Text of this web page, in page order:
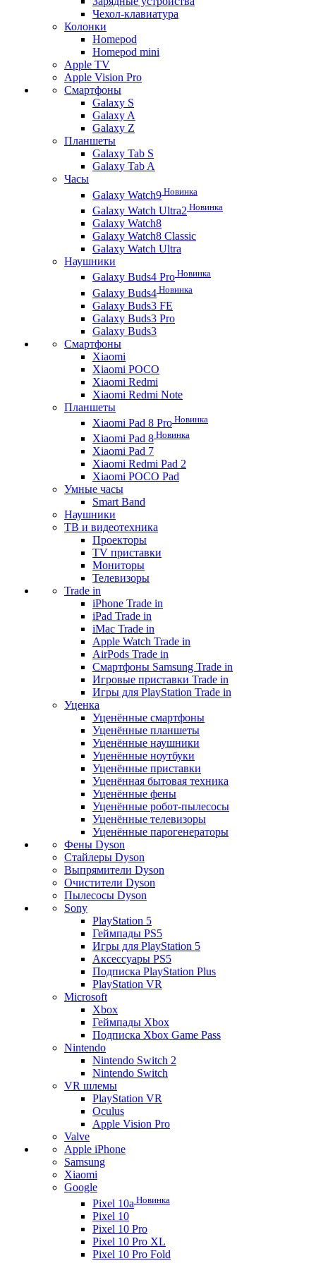
Чехол-клавиатура
Колонки
Homepod
Homepod mini
Apple TV
Apple Vision Pro
Смартфоны
Galaxy S
Galaxy A
Galaxy Z
Планшеты
Galaxy Tab S
Galaxy Tab A
Часы
Galaxy Watch9 Новинка
Galaxy Watch Ultra2 Новинка
Galaxy Watch8
Galaxy Watch8 Classic
Galaxy Watch Ultra
Наушники
Galaxy Buds4 Pro Новинка
Galaxy Buds4 Новинка
Galaxy Buds3 FE
Galaxy Buds3 Pro
Galaxy Buds3
Смартфоны
Xiaomi
Xiaomi POCO
Xiaomi Redmi
Xiaomi Redmi Note
Планшеты
Xiaomi Pad 8 Pro Новинка
Xiaomi Pad 8 Новинка
Xiaomi Pad 7
Xiaomi Redmi Pad 2
Xiaomi POCO Pad
Умные часы
Smart Band
Наушники
ТВ и видеотехника
Проекторы
TV приставки
Мониторы
Телевизоры
Trade in
iPhone Trade in
iPad Trade in
iMac Trade in
Apple Watch Trade in
AirPods Trade in
Смартфоны Samsung Trade in
Игровые приставки Trade in
Игры для PlayStation Trade in
Уценка
Уценённые смартфоны
Уценённые планшеты
Уценённые наушники
Уценённые ноутбуки
Уценённые приставки
Уценённая бытовая техника
Уценённые фены
Уценённые робот-пылесосы
Уценённые телевизоры
Уценённые парогенераторы
Фены Dyson
Стайлеры Dyson
Выпрямители Dyson
Очистители Dyson
Пылесосы Dyson
Sony
PlayStation 5
Геймпады PS5
Игры для PlayStation 5
Аксессуары PS5
Подписка PlayStation Plus
PlayStation VR
Microsoft
Xbox
Геймпады Xbox
Подписка Xbox Game Pass
Nintendo
Nintendo Switch 2
Nintendo Switch
VR шлемы
PlayStation VR
Oculus
Apple Vision Pro
Valve
Apple iPhone
Samsung
Xiaomi
Google
Pixel 10a Новинка
Pixel 10
Pixel 10 Pro
Pixel 10 Pro XL
Pixel 10 Pro Fold